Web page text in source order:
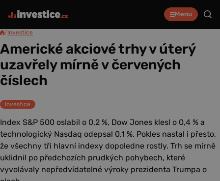
Menu
/Investice
Americké akciové trhy v úterý
uzavřely mírně v červených
číslech
Investice
Index S&P 500 oslabil o 0,2 %, Dow Jones klesl o 0,4 % a
technologický Nasdaq odepsal 0,1 %. Pokles nastal i přesto,
že všechny tři hlavní indexy dopoledne rostly. Trh se mírně
uklidnil po předchozích prudkých pohybech, které
vyvolávaly nepředvídatelné výroky prezidenta Trumpa o